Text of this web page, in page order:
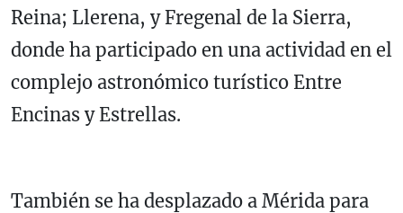
Reina; Llerena, y Fregenal de la Sierra,
donde ha participado en una actividad en el
complejo astronómico turístico Entre
Encinas y Estrellas.
También se ha desplazado a Mérida para